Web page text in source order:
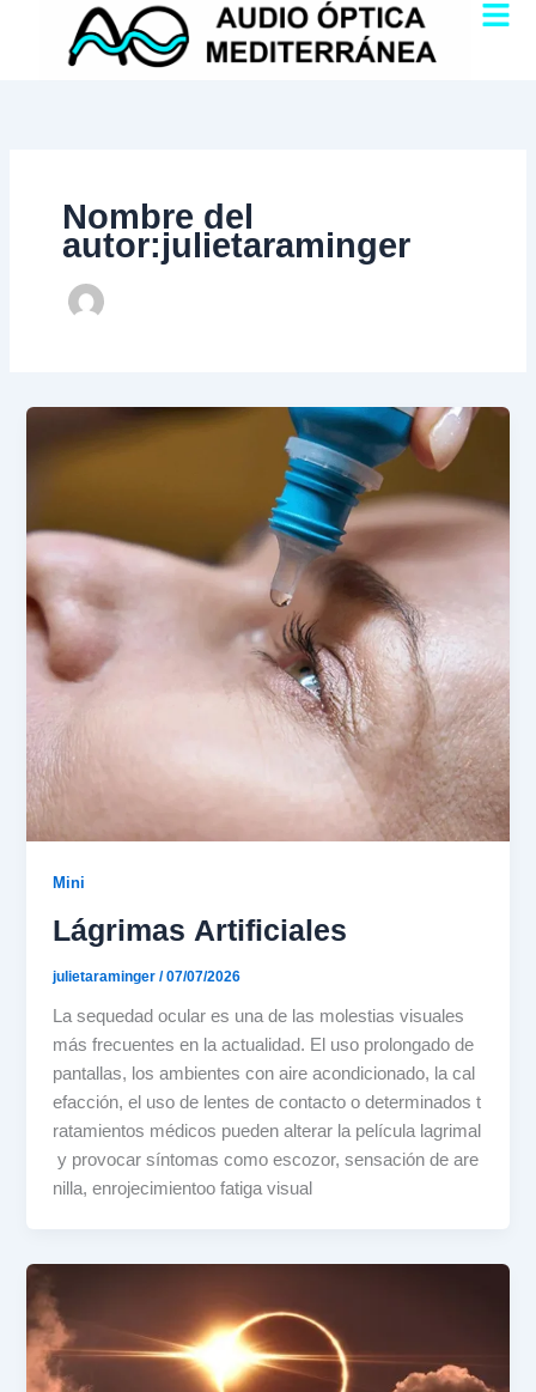
contenido
Nombre del
autor:julietaraminger
Mini
Lágrimas Artificiales
julietaraminger/07/07/2026
La sequedad ocular es una de las molestias visuales
más frecuentes en la actualidad. El uso prolongado de
pantallas, los ambientes con aire acondicionado, la cal
efacción, el uso de lentes de contacto o determinados t
ratamientos médicos pueden alterar la película lagrimal
y provocar síntomas como escozor, sensación de are
nilla, enrojecimientoo fatiga visual